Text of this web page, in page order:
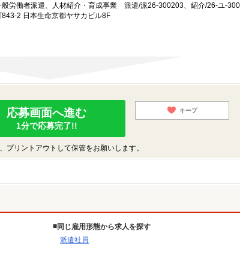
労働者派遣、人材紹介・育成事業 派遣/派26-300203、紹介/26-ユ-
2 日本生命京都ヤサカビル8F
応募画面へ進む
1分で応募完了!!
キープ
リントアウトして保管をお願いします。
同じ雇用形態から求人を探す
派遣社員